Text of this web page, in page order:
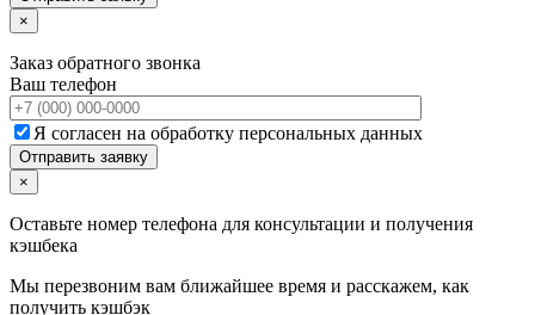
×
Заказ обратного звонка
Ваш телефон
Я согласен на обработку персональных данных
×
Оставьте номер телефона для консультации и получения
кэшбека
Мы перезвоним вам ближайшее время и расскажем, как
получить кэшбэк